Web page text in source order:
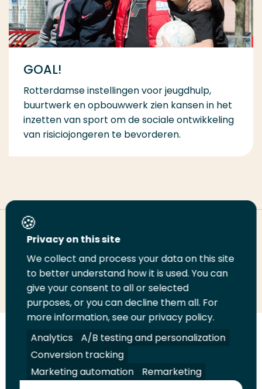
GOAL!
Rotterdamse instellingen voor jeugdhulp,
buurtwerk en opbouwwerk zien kansen in het
inzetten van sport om de sociale ontwikkeling
van risiciojongeren te bevorderen.
Deel deze pagina
Deel
LinkedIn
Deel
op
Twitter
Deel
op
Facebook
Email
deze
pagina
Print
deze
pagina
Volg
ons
op
LinkedIn
Volg
ons
op
Facebook
Volg
ons
op
YouTube
Volg
ons
op
Instagram
Juridisch Security A-Z Index
Contact
Privacy on this site
We collect and process your data on this site
to better understand how it is used. You can
give your consent to all or selected
purposes, or you can decline them all. For
more information, see our privacy policy.
Analytics
A/B testing and personalization
Conversion tracking
Marketing automation
Remarketing